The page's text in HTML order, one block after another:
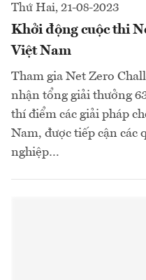
Thứ Hai, 21-08-2023
Khởi động cuộc thi
Việt Nam
Tham gia Net Zero
nhận tổng giải thưởng
thí điểm các giải pháp
Nam, được tiếp cận các
nghiệp…